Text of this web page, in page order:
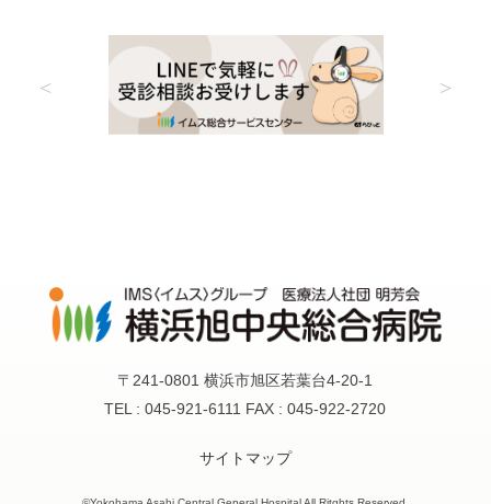
〒241-0801 横浜市旭区若葉台4-20-1
TEL : 045-921-6111 FAX : 045-922-2720
サイトマップ